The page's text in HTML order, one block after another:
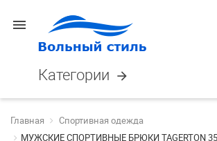
menu
Категории arrow_forward
Главная
Спортивная одежда
МУЖСКИЕ СПОРТИВНЫЕ БРЮКИ TAGERTON